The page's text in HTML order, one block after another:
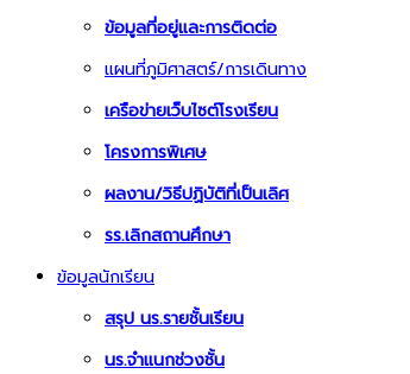
ข้อมูลที่อยู่และการติดต่อ
แผนที่ภูมิศาสตร์/การเดินทาง
เครือข่ายเว็บไซต์โรงเรียน
โครงการพิเศษ
ผลงาน/วิธีปฏิบัติที่เป็นเลิศ
รร.เลิกสถานศึกษา
ข้อมูลนักเรียน
สรุป นร.รายชั้นเรียน
นร.จำแนกช่วงชั้น